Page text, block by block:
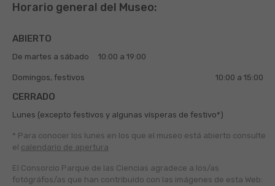
Horario general del Museo:
ABIERTO
De martes a sábado 10:00 a 19:00
Domingos, festivos 10:00 a 15:00
CERRADO
Lunes (excepto festivos y algunas vísperas de festivo*)
* Para conocer los lunes en los que el museo está abierto consulte
el calendario de apertura
El Consorcio Parque de las Ciencias agradece a los/as
fotógráfos/as que han contribuido con las imágenes de esta Web: